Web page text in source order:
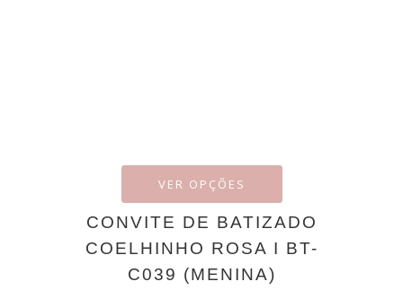
VER OPÇÕES
CONVITE DE BATIZADO
COELHINHO ROSA I BT-
C039 (MENINA)